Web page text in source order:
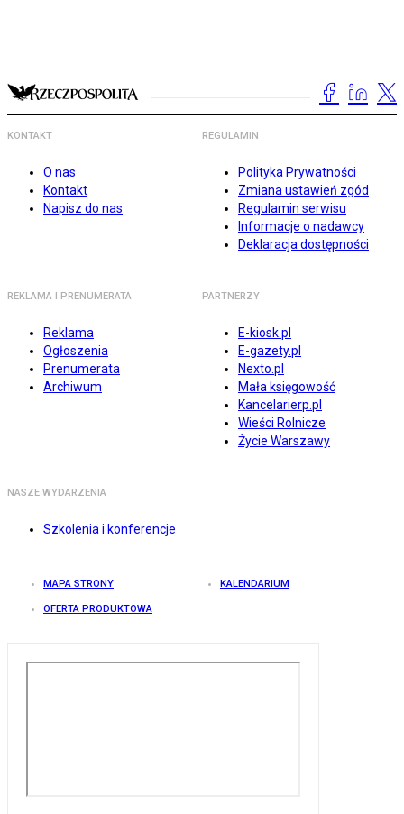
KONTAKT
O nas
Kontakt
Napisz do nas
REGULAMIN
Polityka Prywatności
Zmiana ustawień zgód
Regulamin serwisu
Informacje o nadawcy
Deklaracja dostępności
REKLAMA I PRENUMERATA
Reklama
Ogłoszenia
Prenumerata
Archiwum
PARTNERZY
E-kiosk.pl
E-gazety.pl
Nexto.pl
Mała księgowość
Kancelarierp.pl
Wieści Rolnicze
Życie Warszawy
NASZE WYDARZENIA
Szkolenia i konferencje
MAPA STRONY KALENDARIUM
OFERTA PRODUKTOWA